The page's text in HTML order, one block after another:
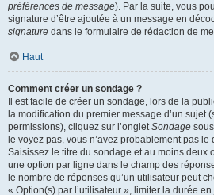
préférences de message). Par la suite, vous
signature d’être ajoutée à un message en
signature dans le formulaire de rédaction de
Haut
Comment créer un sondage ?
Il est facile de créer un sondage, lors de la
la modification du premier message d’un sujet
permissions), cliquez sur l’ongletSondage
le voyez pas, vous n’avez probablement pas
Saisissez le titre du sondage et au moins deux
une option par ligne dans le champ des
le nombre de réponses qu’un utilisateur peut
« Option(s) par l’utilisateur », limiter la durée